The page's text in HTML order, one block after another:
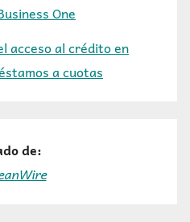
One
acceso al crédito en
a cuotas
de: